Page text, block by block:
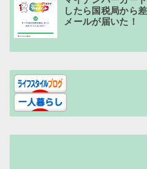
したら国税局から
メールが届いた！